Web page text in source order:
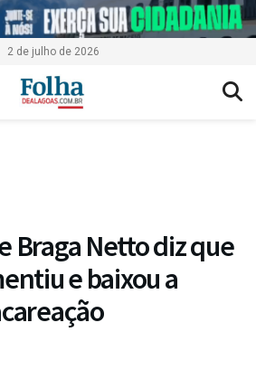
2 de julho de 2026
Braga Netto diz que
e baixou a